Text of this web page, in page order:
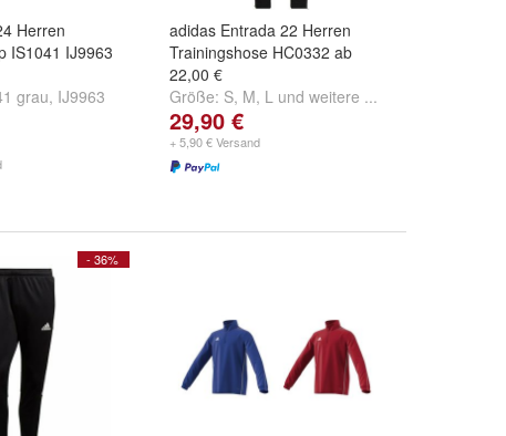
Herren
IS1041 IJ9963
grau, IJ9963
adidas Entrada 22 Herren
Trainingshose HC0332 ab
22,00 €
Größe: S, M, L und weitere ...
29,90 €
+ 5,90 € Versand
- 36%